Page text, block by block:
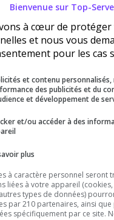
Jeudi Samedi
Clics
Bienvenue sur Top-
à cœur de protéger
et nous vous
pour les cas
et contenu personnalisés,
des publicités et du
et développement de
et/ou accéder à des
plus
à caractère personnel seront
liées à votre appareil
types de données)
par 210 partenaires, ainsi
spécifiquement par ce site.